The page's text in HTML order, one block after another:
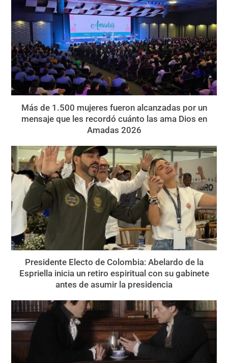
Más de 1.500 mujeres fueron alcanzadas por un
mensaje que les recordó cuánto las ama Dios en
Amadas 2026
Presidente Electo de Colombia: Abelardo de la
Espriella inicia un retiro espiritual con su gabinete
antes de asumir la presidencia